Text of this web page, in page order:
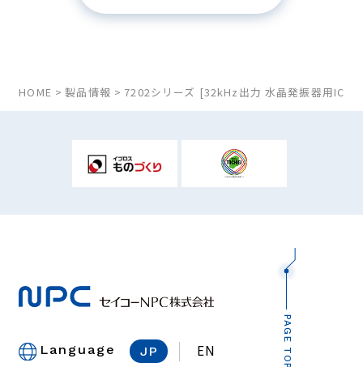
HOME 製品情報 7202シリーズ [32kHz出力 水晶発振器用IC]
Language JP EN PAGE TOP